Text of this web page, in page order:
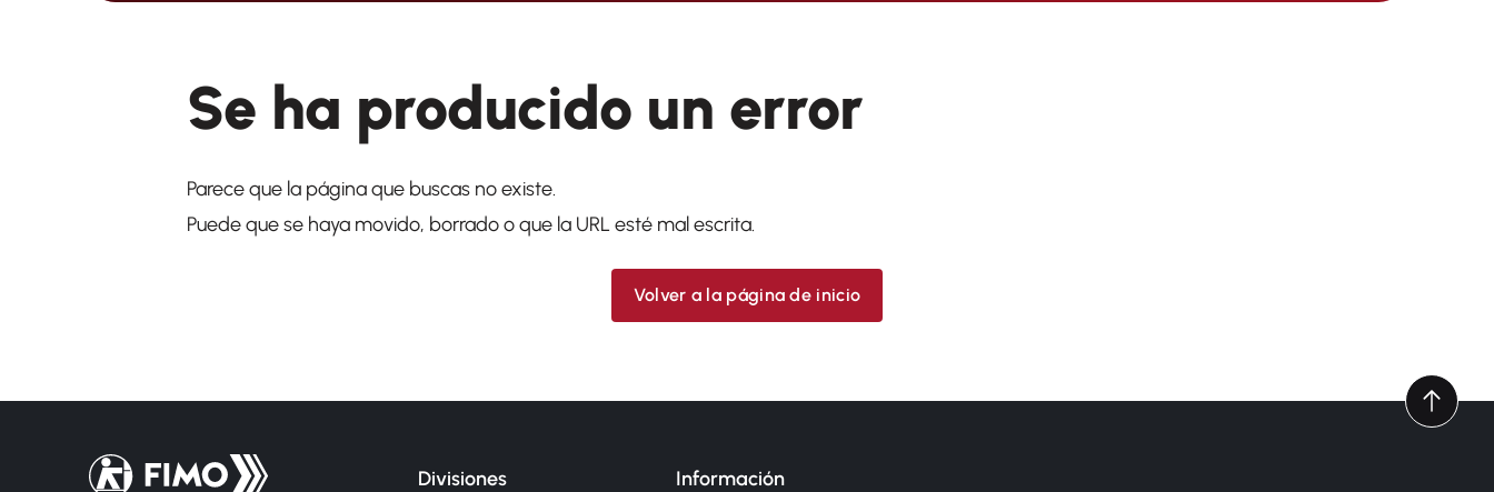
Se ha producido un error
Parece que la página que buscas no existe.
Puede que se haya movido, borrado o que la URL esté mal escrita.
Volver a la página de inicio
Volver a la página principal
Divisiones Información